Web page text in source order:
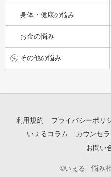
身体・健康の悩み
お金の悩み
その他の悩み
利用規約 プライバシーポリ
いぇるコラム
カウンセ
お問い
©いぇる - 悩み